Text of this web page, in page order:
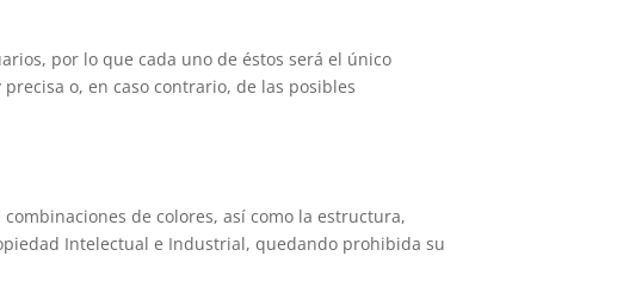
por lo que cada uno de éstos será el único
o, en caso contrario, de las posibles
de colores, así como la estructura,
Intelectual e Industrial, quedando prohibida su